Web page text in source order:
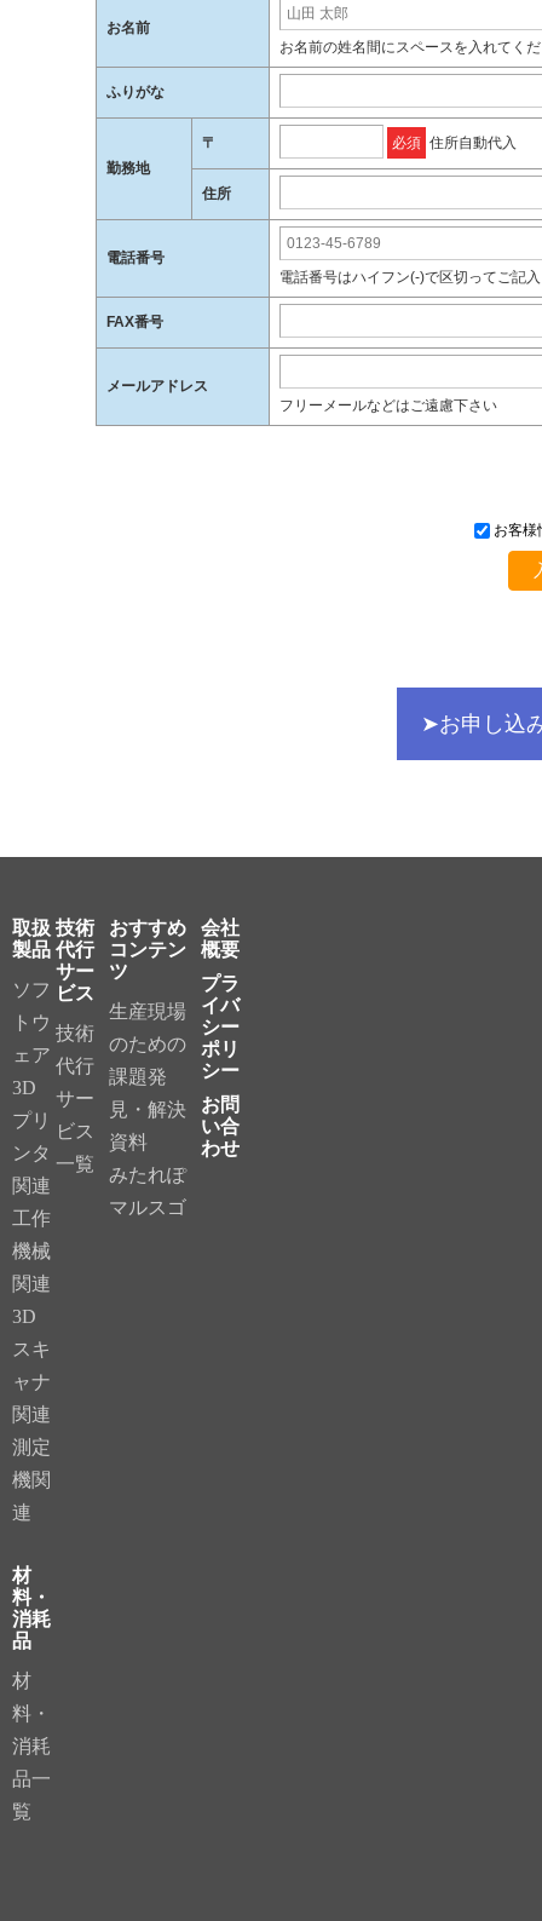
お名前
お名前の姓名間にスペースを入れてく
ふりがな
勤務地
〒 必須 住所自動代入
住所
電話番号
電話番号はハイフン(-)で区切ってご記
FAX番号
メールアドレス
フリーメールなどはご遠慮下さい
お客様
➤お申し込
取扱
製品
ソフ
トウ
ェア
3D
プリ
ンタ
関連
工作
機械
関連
3D
スキ
ャナ
関連
測定
機関
連
材
料・
消耗
品
材
料・
消耗
品一
覧
技術
代行
サー
ビス
技術
代行
サー
ビス
一覧
おすすめ
コンテン
ツ
生産現場
のための
課題発
見・解決
資料
みたれぽ
マルスゴ
会社
概要
プラ
イバ
シー
ポリ
シー
お問
い合
わせ